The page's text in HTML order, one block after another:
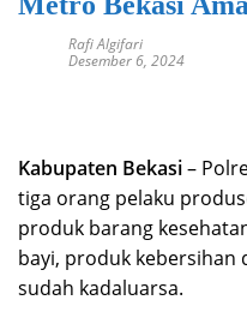
Rafi Algifari
Desember 6, 2024
Kabupaten Bekasi–
tiga orang pelaku
produk barang
bayi, produk kebersihan
sudah kadaluarsa.